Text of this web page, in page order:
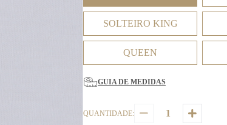
SOLTEIRO KING
QUEEN
GUIA DE MEDIDAS
QUANTIDADE: